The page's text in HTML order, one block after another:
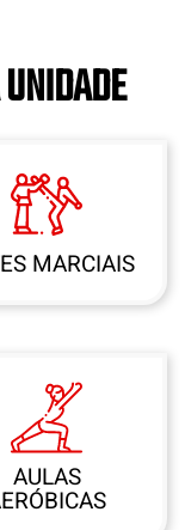
MARCIAIS
AULAS